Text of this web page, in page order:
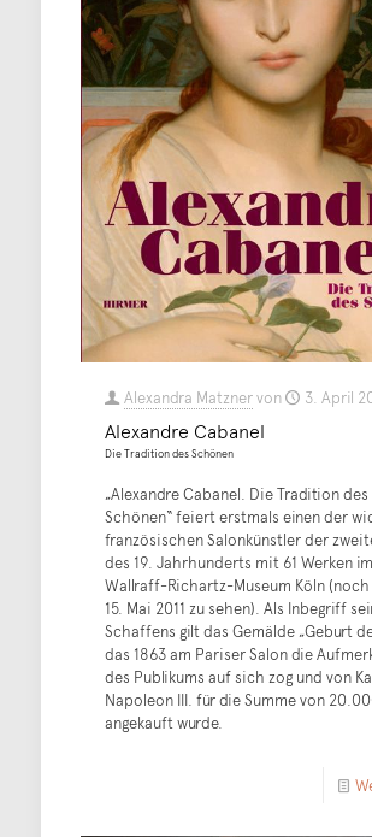
Alexandra Matznervon 3. April
Alexandre Cabanel
Die Tradition des Schönen
„Alexandre Cabanel. Die Tradition des
Schönen“ feiert erstmals einen der
französischen Salonkünstler der
des 19. Jahrhunderts mit 61 Werken im
Wallraff-Richartz-Museum Köln (noch
15. Mai 2011 zu sehen). Als Inbegriff
Schaffens gilt das Gemälde „Geburt
das 1863 am Pariser Salon die
des Publikums auf sich zog und von
Napoleon III. für die Summe von
angekauft wurde.